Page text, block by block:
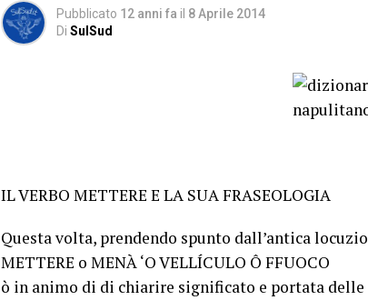
Pubblicato 12 anni fa il 8 Aprile 2014
Di SulSud
IL VERBO METTERE E LA SUA FRASEOLOGIA
Questa volta, prendendo spunto dall’antica
METTERE o MENÀ ‘O VELLÍCULO Ô FFUOCO
ò in animo di di chiarire significato e portata